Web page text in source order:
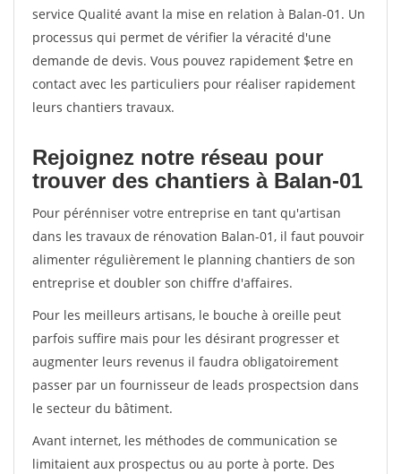
service Qualité avant la mise en relation à Balan-01. Un
processus qui permet de vérifier la véracité d'une
demande de devis. Vous pouvez rapidement $etre en
contact avec les particuliers pour réaliser rapidement
leurs chantiers travaux.
Rejoignez notre réseau pour
trouver des chantiers à Balan-01
Pour pérénniser votre entreprise en tant qu'artisan
dans les travaux de rénovation Balan-01, il faut pouvoir
alimenter régulièrement le planning chantiers de son
entreprise et doubler son chiffre d'affaires.
Pour les meilleurs artisans, le bouche à oreille peut
parfois suffire mais pour les désirant progresser et
augmenter leurs revenus il faudra obligatoirement
passer par un fournisseur de leads prospectsion dans
le secteur du bâtiment.
Avant internet, les méthodes de communication se
limitaient aux prospectus ou au porte à porte. Des